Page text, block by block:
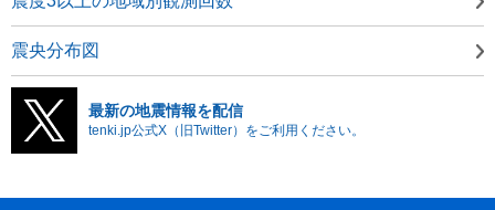
震央分布図
最新の地震情報を配信
tenki.jp公式X（旧Twitter）をご利用ください。